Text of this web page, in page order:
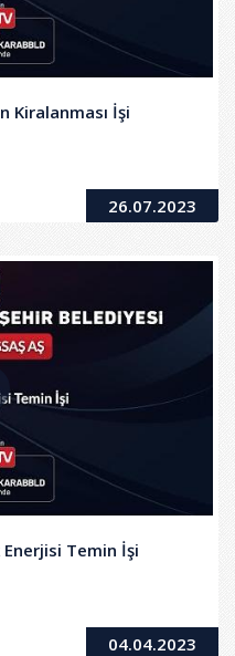
Kiralanması İşi
26.07.2023
Enerjisi Temin İşi
04.04.2023